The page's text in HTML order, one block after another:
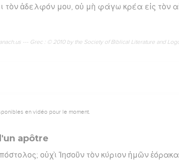
τὸν ἀδελφόν μου, οὐ μὴ φάγω κρέα εἰς τὸν
--- Grec : © 2010 by the Society of Biblical Literature and
en vidéo pour le moment.
apôtre
οὐχὶ Ἰησοῦν τὸν κύριον ἡμῶν